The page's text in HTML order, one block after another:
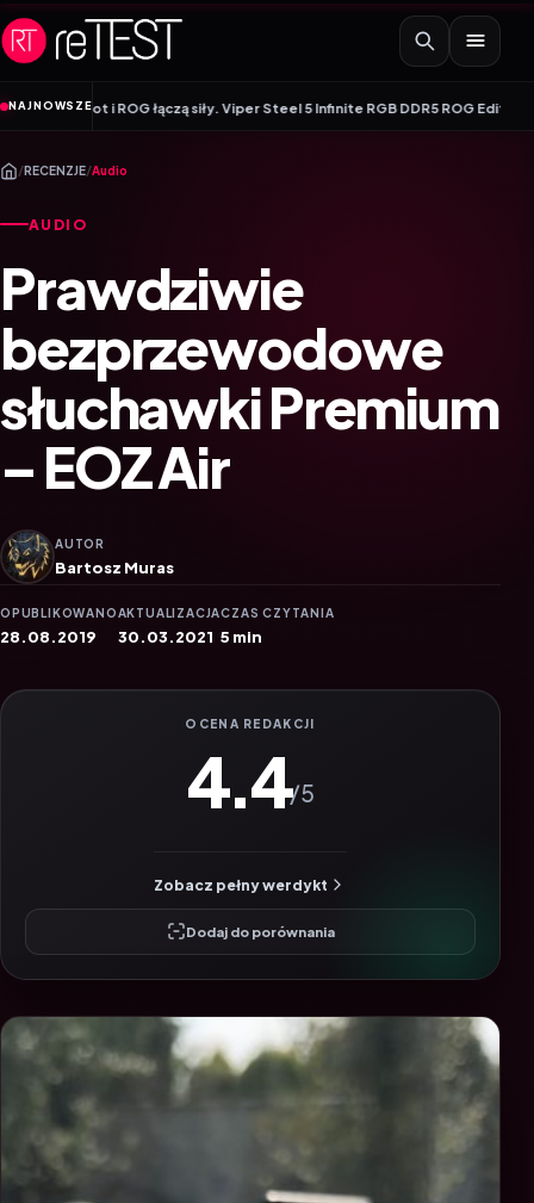
Przejdź do treści
NAJNOWSZE
łączą siły. Viper Steel 5 Infinite RGB DDR5 ROG Edition oferuje
/RECENZJE/Audio
AUDIO
Prawdziwie
bezprzewodowe
słuchawki Premium
– EOZ Air
AUTOR
Bartosz Muras
OPUBLIKOWANO
28.08.2019
AKTUALIZACJA
30.03.2021
CZAS CZYTANIA
5 min
OCENA REDAKCJI
4.4/5
Zobacz pełny werdykt
Dodaj do porównania